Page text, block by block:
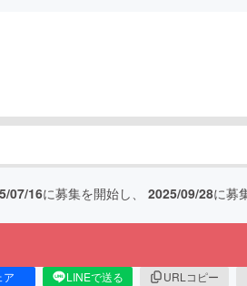
07/16に募集を開始し、 2025/09/28に募
ア LINEで送る URLコピー